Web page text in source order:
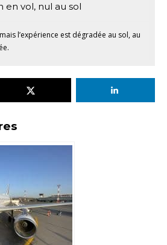
en vol, nul au sol
l’expérience est dégradée au sol, au